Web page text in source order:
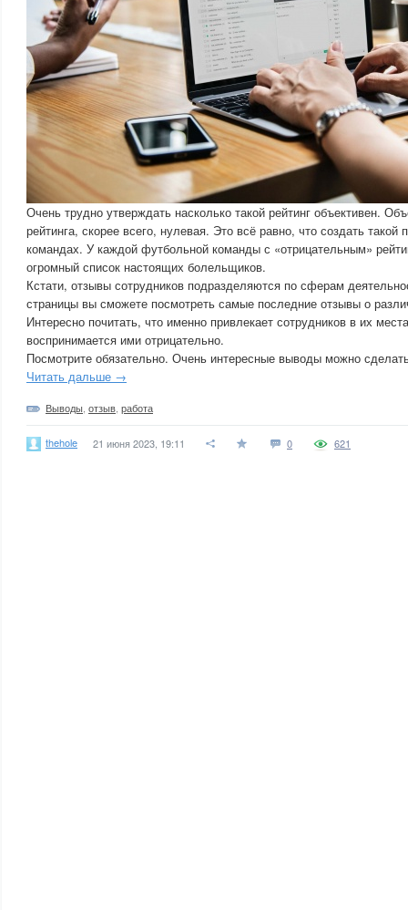
Очень трудно утверждать насколько такой рейтинг объективен.
рейтинга, скорее всего, нулевая. Это всё равно, что создать
командах. У каждой футбольной команды с «отрицательным»
огромный список настоящих болельщиков.
Кстати, отзывы сотрудников подразделяются по сферам
страницы вы сможете посмотреть самые последние отзывы о
Интересно почитать, что именно привлекает сотрудников в их
воспринимается ими отрицательно.
Посмотрите обязательно. Очень интересные выводы можно
Читать дальше →
Выводы отзыв работа
thehole 21 июня 2023, 19:11 0 621